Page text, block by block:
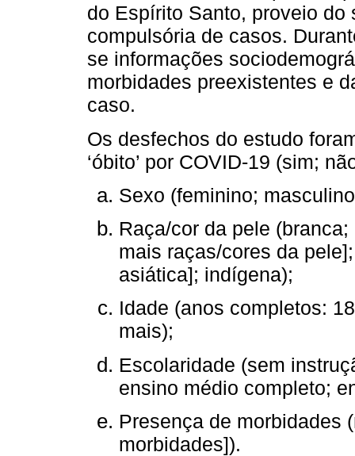
do Espírito Santo, proveio
compulsória de casos.
se informações
morbidades preexistentes e
caso.
Os desfechos do estudo
‘óbito’ por COVID-19 (sim;
Sexo (feminino;
Raça/cor da pele
mais raças/cores da
asiática]; indígena);
Idade (anos completos:
mais);
Escolaridade (sem
ensino médio completo;
Presença de morbidades
morbidades]).